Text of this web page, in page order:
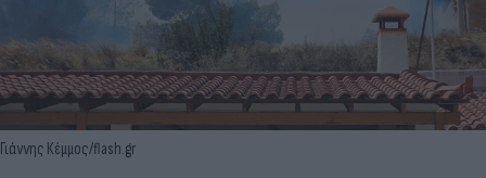
Γιάννης Κέμμος/flash.gr